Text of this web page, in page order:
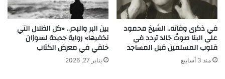
في ذكرى وفاته.. الشيخ محمود
علي البنا صوتٌ خالد تردد في
قلوب المسلمين قبل المساجد
منذ 3 أسابيع
بين البر والبحر.. «كل الظلال التي
نخفيها» رواية جديدة لسوزان
خلقي في معرض الكتاب
يناير 27, 2026